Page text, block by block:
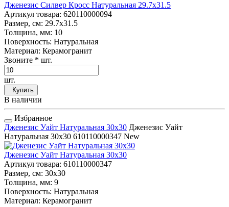
Дженезис Силвер Кросс Натуральная 29.7x31.5
Артикул товара: 620110000094
Размер, см: 29.7x31.5
Толщина, мм: 10
Поверхность: Натуральная
Материал: Керамогранит
Звоните * шт.
шт.
Купить
В наличии
Избранное
Дженезис Уайт Натуральная 30x30 Дженезис Уайт
Натуральная 30x30 610110000347 New
Дженезис Уайт Натуральная 30x30
Артикул товара: 610110000347
Размер, см: 30x30
Толщина, мм: 9
Поверхность: Натуральная
Материал: Керамогранит